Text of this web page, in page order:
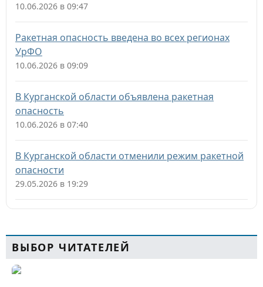
10.06.2026 в 09:47
Ракетная опасность введена во всех регионах
УрФО
10.06.2026 в 09:09
В Курганской области объявлена ракетная
опасность
10.06.2026 в 07:40
В Курганской области отменили режим ракетной
опасности
29.05.2026 в 19:29
ВЫБОР ЧИТАТЕЛЕЙ